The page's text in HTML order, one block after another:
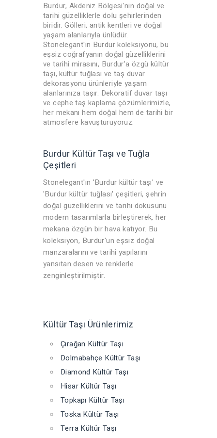
Burdur, Akdeniz Bölgesi'nin doğal ve
tarihi güzelliklerle dolu şehirlerinden
biridir. Gölleri, antik kentleri ve doğal
yaşam alanlarıyla ünlüdür.
Stonelegant'ın Burdur koleksiyonu, bu
eşsiz coğrafyanın doğal güzelliklerini
ve tarihi mirasını, Burdur'a özgü kültür
taşı, kültür tuğlası ve taş duvar
dekorasyonu ürünleriyle yaşam
alanlarınıza taşır. Dekoratif duvar taşı
ve cephe taş kaplama çözümlerimizle,
her mekanı hem doğal hem de tarihi bir
atmosfere kavuşturuyoruz.
Burdur Kültür Taşı ve Tuğla
Çeşitleri
Stonelegant'ın 'Burdur kültür taşı' ve
'Burdur kültür tuğlası' çeşitleri, şehrin
doğal güzelliklerini ve tarihi dokusunu
modern tasarımlarla birleştirerek, her
mekana özgün bir hava katıyor. Bu
koleksiyon, Burdur'un eşsiz doğal
manzaralarını ve tarihi yapılarını
yansıtan desen ve renklerle
zenginleştirilmiştir.
Kültür Taşı Ürünlerimiz
Çırağan Kültür Taşı
Dolmabahçe Kültür Taşı
Diamond Kültür Taşı
Hisar Kültür Taşı
Topkapı Kültür Taşı
Toska Kültür Taşı
Terra Kültür Taşı